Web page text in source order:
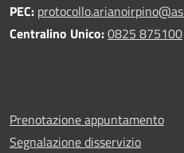
PEC:
Centralino Unico:0825 875100
Prenotazione appuntamento
Segnalazione disservizio